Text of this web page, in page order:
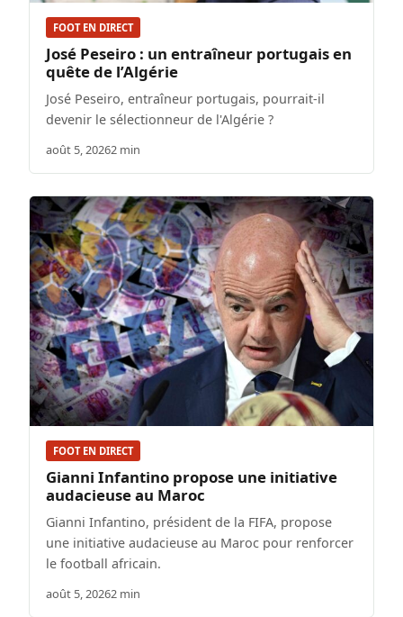
FOOT EN DIRECT
José Peseiro : un entraîneur portugais en
quête de l’Algérie
José Peseiro, entraîneur portugais, pourrait-il
devenir le sélectionneur de l'Algérie ?
août 5, 20262 min
FOOT EN DIRECT
Gianni Infantino propose une initiative
audacieuse au Maroc
Gianni Infantino, président de la FIFA, propose
une initiative audacieuse au Maroc pour renforcer
le football africain.
août 5, 20262 min